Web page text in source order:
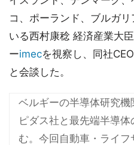
コ、ポーランド、ブルガ
いる西村康稔 経済産業大
ーimecを視察し、同社
と会談した。
ベルギーの半導体研究
ピダス社と最先端半導
む。今回自動車・ライ